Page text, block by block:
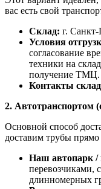
вас есть свой
Склад: г.
Условия
согласование
техники на
получение ТМЦ.
Контакты
2. Автотранспортом
Основной способ
доставим трубы
Наш автопарк /
перевозчиками,
длинномерных